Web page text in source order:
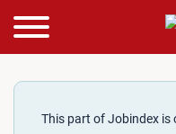
This part of Jobindex is